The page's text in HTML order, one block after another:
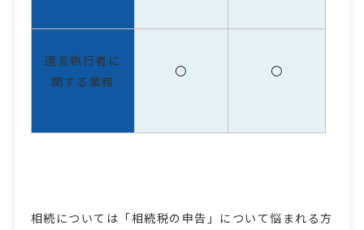
遺言執行者に
関する業務
〇 〇
相続については「相続税の申告」について悩まれる方